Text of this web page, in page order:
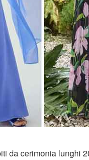
da cerimonia lunghi